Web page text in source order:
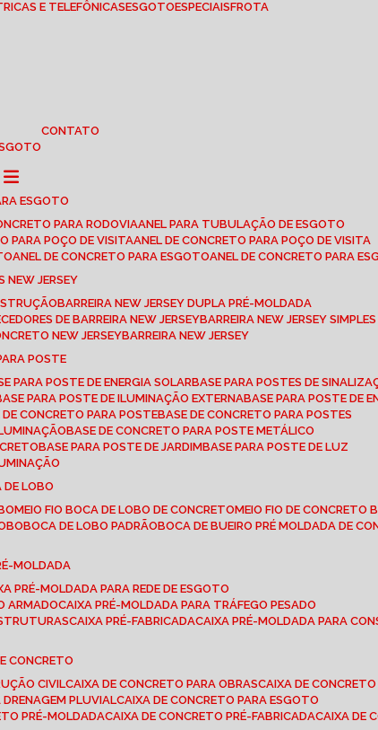
E TELEFÔNICAS ESGOTO ESPECIAIS FROTA
CONTATO
ESGOTO
PARA RODOVIA
ANEL PARA TUBULAÇÃO DE ESGOTO
PARA POÇO DE VISITA ANEL DE CONCRETO PARA POÇO DE VISITA
ANEL DE CONCRETO PARA ESGOTO ANEL DE CONCRETO PARA
NEW JERSEY
BARREIRA NEW JERSEY DUPLA PRÉ-MOLDADA
DE BARREIRA NEW JERSEY BARREIRA NEW JERSEY
NEW JERSEY BARREIRA NEW JERSEY
POSTE
PARA POSTE DE ENERGIA SOLAR BASE PARA POSTES DE
BASE PARA POSTE DE ILUMINAÇÃO EXTERNA BASE PARA POSTE DE
DE CONCRETO PARA POSTE
BASE DE CONCRETO PARA POSTES
BASE DE CONCRETO PARA POSTE METÁLICO
BASE PARA POSTE DE JARDIM BASE PARA POSTE DE LUZ
DE LOBO
MEIO FIO BOCA DE LOBO DE CONCRETO
MEIO FIO DE CONCRETO
BOCA DE LOBO PADRÃO BOCA DE BUEIRO PRÉ MOLDADA DE
MOLDADA
PRÉ-MOLDADA PARA REDE DE ESGOTO
ARMADO
CAIXA PRÉ-MOLDADA PARA TRÁFEGO PESADO
CAIXA PRÉ-FABRICADA CAIXA PRÉ-MOLDADA PARA
CONCRETO
CIVIL CAIXA DE CONCRETO PARA OBRAS CAIXA DE
DRENAGEM PLUVIAL CAIXA DE CONCRETO PARA ESGOTO
PRÉ-MOLDADA CAIXA DE CONCRETO PRÉ-FABRICADA CAIXA DE